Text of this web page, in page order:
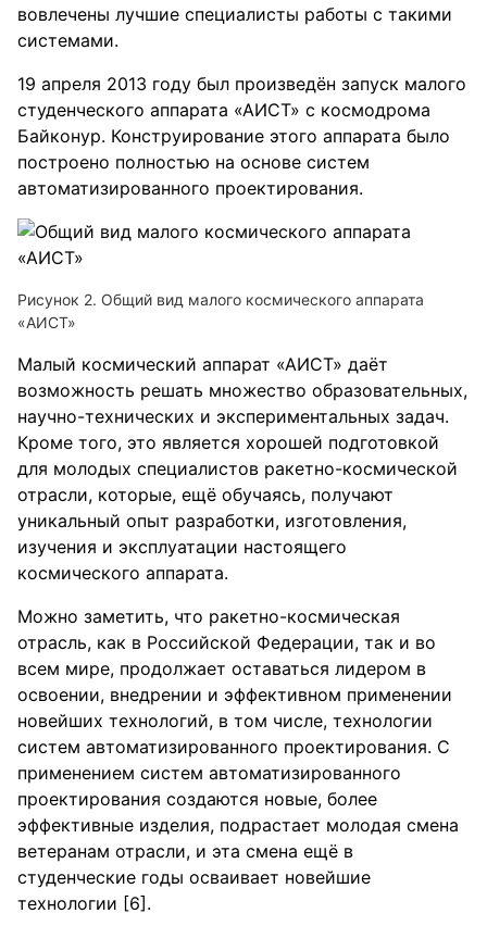
вовлечены лучшие специалисты работы с такими
системами.
19 апреля 2013 году был произведён запуск малого
студенческого аппарата «АИСТ» с космодрома
Байконур. Конструирование этого аппарата было
построено полностью на основе систем
автоматизированного проектирования.
Рисунок 2. Общий вид малого космического аппарата
«АИСТ»
Малый космический аппарат «АИСТ» даёт
возможность решать множество образовательных,
научно-технических и экспериментальных задач.
Кроме того, это является хорошей подготовкой
для молодых специалистов ракетно-космической
отрасли, которые, ещё обучаясь, получают
уникальный опыт разработки, изготовления,
изучения и эксплуатации настоящего
космического аппарата.
Можно заметить, что ракетно-космическая
отрасль, как в Российской Федерации, так и во
всем мире, продолжает оставаться лидером в
освоении, внедрении и эффективном применении
новейших технологий, в том числе, технологии
систем автоматизированного проектирования. С
применением систем автоматизированного
проектирования создаются новые, более
эффективные изделия, подрастает молодая смена
ветеранам отрасли, и эта смена ещё в
студенческие годы осваивает новейшие
технологии [6].